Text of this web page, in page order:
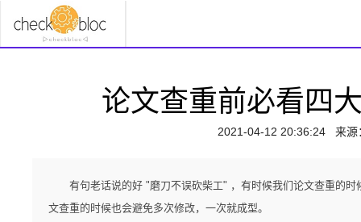
论文查重前必看四
2021-04-12 20:36:24来源
有句老话说的好 "磨刀不误砍柴工" ，有时候我们论文查重的
文查重的时候也会避免多次修改，一次就成型。